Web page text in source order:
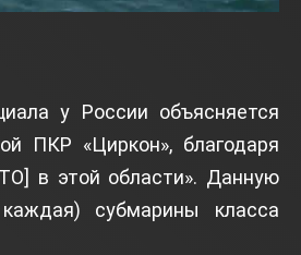
у России объясняется
ПКР «Циркон», благодаря
в этой области». Данную
субмарины класса